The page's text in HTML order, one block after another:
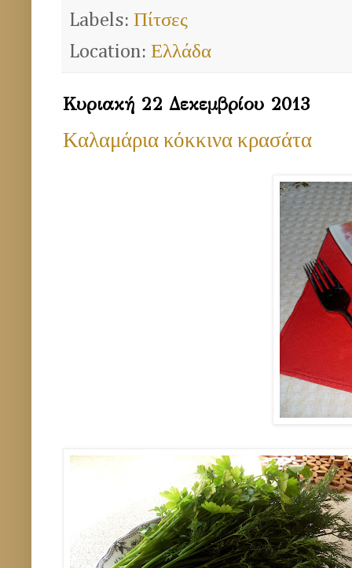
Labels: Πίτσες
Location: Ελλάδα
Κυριακή 22 Δεκεμβρίου 2013
Καλαμάρια κόκκινα κρασάτα